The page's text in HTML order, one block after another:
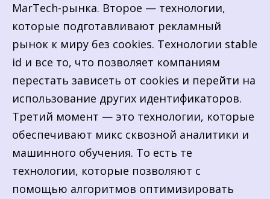
MarTech-рынка. Второе — технологии,
которые подготавливают рекламный
рынок к миру без cookies. Технологии stable
id и все то, что позволяет компаниям
перестать зависеть от cookies и перейти на
использование других идентификаторов.
Третий момент — это технологии, которые
обеспечивают микс сквозной аналитики и
машинного обучения. То есть те
технологии, которые позволяют с
помощью алгоритмов оптимизировать